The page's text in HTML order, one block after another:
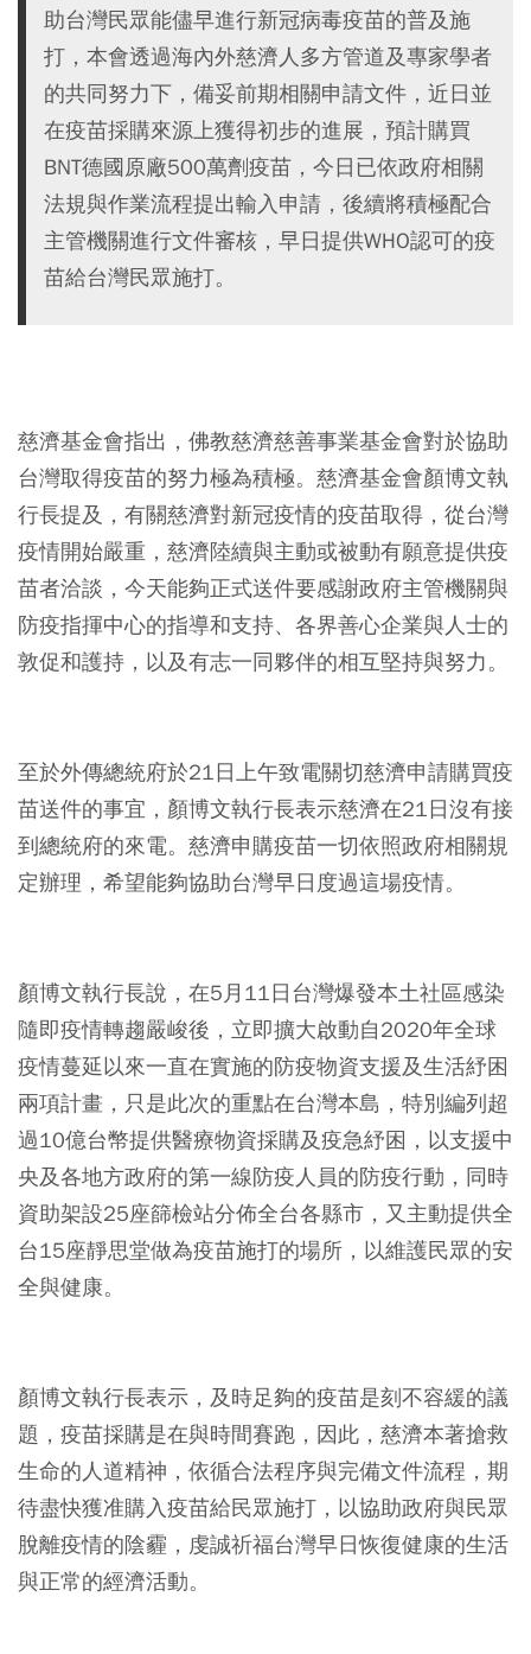
助台灣民眾能儘早進行新冠病毒疫苗的普及施
打，本會透過海內外慈濟人多方管道及專家學者
的共同努力下，備妥前期相關申請文件，近日並
在疫苗採購來源上獲得初步的進展，預計購買
BNT德國原廠500萬劑疫苗，今日已依政府相關
法規與作業流程提出輸入申請，後續將積極配合
主管機關進行文件審核，早日提供WHO認可的疫
苗給台灣民眾施打。
慈濟基金會指出，佛教慈濟慈善事業基金會對於協助
台灣取得疫苗的努力極為積極。慈濟基金會顏博文執
行長提及，有關慈濟對新冠疫情的疫苗取得，從台灣
疫情開始嚴重，慈濟陸續與主動或被動有願意提供疫
苗者洽談，今天能夠正式送件要感謝政府主管機關與
防疫指揮中心的指導和支持、各界善心企業與人士的
敦促和護持，以及有志一同夥伴的相互堅持與努力。
至於外傳總統府於21日上午致電關切慈濟申請購買疫
苗送件的事宜，顏博文執行長表示慈濟在21日沒有接
到總統府的來電。慈濟申購疫苗一切依照政府相關規
定辦理，希望能夠協助台灣早日度過這場疫情。
顏博文執行長說，在5月11日台灣爆發本土社區感染
隨即疫情轉趨嚴峻後，立即擴大啟動自2020年全球
疫情蔓延以來一直在實施的防疫物資支援及生活紓困
兩項計畫，只是此次的重點在台灣本島，特別編列超
過10億台幣提供醫療物資採購及疫急紓困，以支援中
央及各地方政府的第一線防疫人員的防疫行動，同時
資助架設25座篩檢站分佈全台各縣市，又主動提供全
台15座靜思堂做為疫苗施打的場所，以維護民眾的安
全與健康。
顏博文執行長表示，及時足夠的疫苗是刻不容緩的議
題，疫苗採購是在與時間賽跑，因此，慈濟本著搶救
生命的人道精神，依循合法程序與完備文件流程，期
待盡快獲准購入疫苗給民眾施打，以協助政府與民眾
脫離疫情的陰霾，虔誠祈福台灣早日恢復健康的生活
與正常的經濟活動。